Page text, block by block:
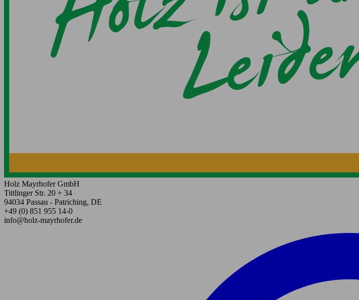
Holz Mayrhofer GmbH
Tittlinger Str. 20 + 34
94034 Passau - Patriching, DE
+49 (0) 851 955 14-0
info@holz-mayrhofer.de